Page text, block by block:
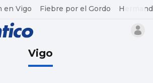
en Vigo Fiebre por el Gordo
Vigo